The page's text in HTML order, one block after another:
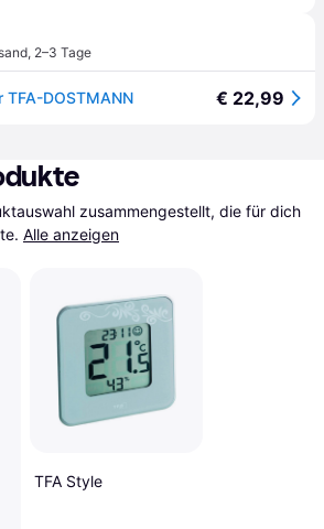
, 2–3 Tage
TFA-DOSTMANN € 22,99
zusammengestellt, die für dich
Alle anzeigen
TFA Style